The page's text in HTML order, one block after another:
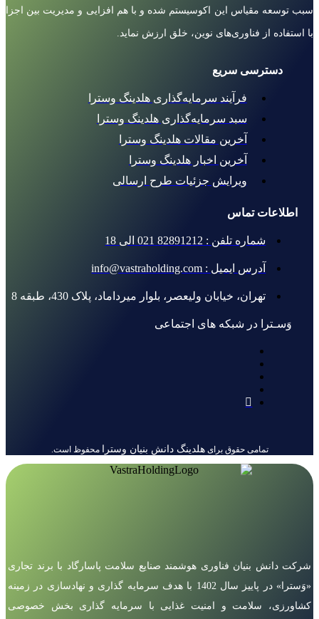
سبب توسعه مقیاس این اکوسیستم شده و با هم افزایی و مدیریت بین اجزا
با استفاده از فناوری‌های نوین، خلق ارزش نماید.
دسترسی سریع
فرآیند سرمایه‌گذاری هلدینگ وسترا
سبد سرمایه‌گذاری هلدینگ وسترا
آخرین مقالات هلدینگ وسترا
آخرین اخبار هلدینگ وسترا
ویرایش جزئیات طرح ارسالی
اطلاعات تماس
شماره تلفن : 82891212 021 الی 18
آدرس ایمیل : info@vastraholding.com
تهران، خیابان ولیعصر، بلوار میرداماد، پلاک 430، طبقه 8
وَسـترا در شبکه های اجتماعی
تمامی حقوق برایهلدینگ دانش بنیان وسترا محفوظ است.
شرکت دانش بنیان فناوری هوشمند صنایع سلامت پاسارگاد با برند تجاری
«وَسترا» در پاییز سال 1402 با هدف سرمایه گذاری و نهادسازی در زمینه
کشاورزی، سلامت و امنیت غذایی با سرمایه گذاری بخش خصوصی